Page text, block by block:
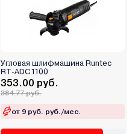
Угловая шлифмашина Runtec
RT-ADC1100
353.00 руб.
384.77 руб.
от 9 руб. руб./мес.